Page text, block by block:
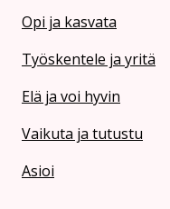
Opi ja kasvata
Työskentele ja yritä
Elä ja voi hyvin
Vaikuta ja tutustu
Asioi